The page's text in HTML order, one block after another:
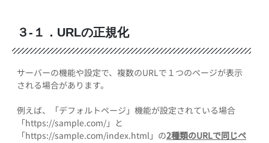
３-１．URLの正規化
サーバーの機能や設定で、複数のURLで１つのページが表示
される場合があります。
例えば、「デフォルトページ」機能が設定されている場合
「https://sample.com/」と
「https://sample.com/index.html」の2種類のURLで同じペ